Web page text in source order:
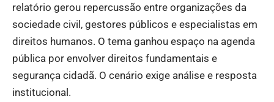
relatório gerou repercussão entre organizações da
sociedade civil, gestores públicos e especialistas em
direitos humanos. O tema ganhou espaço na agenda
pública por envolver direitos fundamentais e
segurança cidadã. O cenário exige análise e resposta
institucional.